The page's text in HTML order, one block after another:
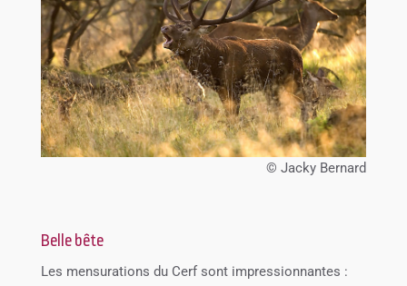
© Jacky Bernard
Belle bête
Les mensurations du Cerf sont impressionnantes :